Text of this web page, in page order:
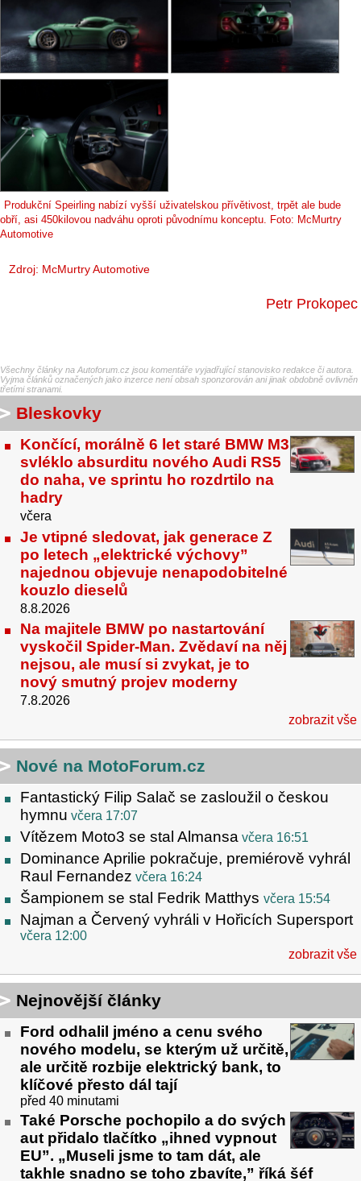
Produkční Speirling nabízí vyšší uživatelskou přívětivost, trpět ale bude
obří, asi 450kilovou nadváhu oproti původnímu konceptu. Foto: McMurtry
Automotive
Zdroj: McMurtry Automotive
Petr Prokopec
Všechny články na Autoforum.cz jsou komentáře vyjadřující stanovisko redakce či autora.
Vyjma článků označených jako inzerce není obsah sponzorován ani jinak obdobně ovlivněn
třetími stranami.
Bleskovky
Končící, morálně 6 let staré BMW M3
svléklo absurditu nového Audi RS5
do naha, ve sprintu ho rozdrtilo na
hadry
včera
Je vtipné sledovat, jak generace Z
po letech „elektrické výchovy”
najednou objevuje nenapodobitelné
kouzlo dieselů
8.8.2026
Na majitele BMW po nastartování
vyskočil Spider-Man. Zvědaví na něj
nejsou, ale musí si zvykat, je to
nový smutný projev moderny
7.8.2026
zobrazit vše
Nové na MotoForum.cz
Fantastický Filip Salač se zasloužil o českou
hymnu včera 17:07
Vítězem Moto3 se stal Almansa včera 16:51
Dominance Aprilie pokračuje, premiérově vyhrál
Raul Fernandez včera 16:24
Šampionem se stal Fedrik Matthys včera 15:54
Najman a Červený vyhráli v Hořicích Supersport
včera 12:00
zobrazit vše
Nejnovější články
Ford odhalil jméno a cenu svého
nového modelu, se kterým už určitě,
ale určitě rozbije elektrický bank, to
klíčové přesto dál tají
před 40 minutami
Také Porsche pochopilo a do svých
aut přidalo tlačítko „ihned vypnout
EU”. „Museli jsme to tam dát, ale
takhle snadno se toho zbavíte,” říká šéf